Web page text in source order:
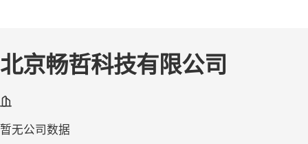
北京畅哲科技有限公司
暂无公司数据